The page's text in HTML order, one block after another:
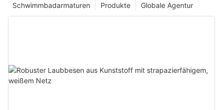
Globale Agentur
Produkte
Schwimmbadarmaturen